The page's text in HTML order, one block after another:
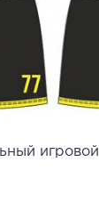
игровой